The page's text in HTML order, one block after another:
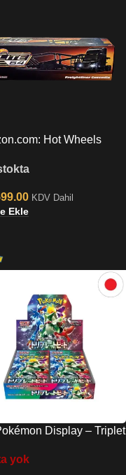
Hot Wheels
: Toys & Games
KDV Dahil
Ekle
Display – Triplet
yok